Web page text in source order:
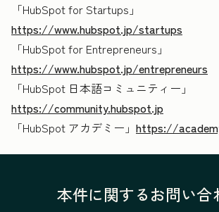
「HubSpot for Startups」
https://www.hubspot.jp/startups
「HubSpot for Entrepreneurs」
https://www.hubspot.jp/entrepreneurs
「HubSpot 日本語コミュニティー」
https://community.hubspot.jp
「HubSpot アカデミー」 https://
本件に関するお問い合